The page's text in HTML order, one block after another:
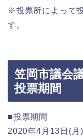
※投票所によって
す。
笠岡市議会
投票期間
■投票期間
2020年4月13日(月